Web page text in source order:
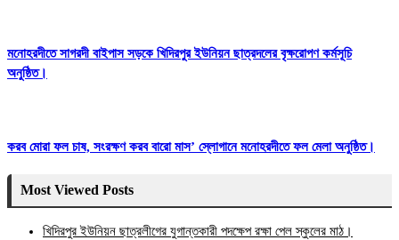
মনোহরদীতে সাগরদী বাইপাস সড়কে খিদিরপুর ইউনিয়ন ছাত্রদলের বৃক্ষরোপণ কর্মসূচি
অনুষ্ঠিত।
করব মোরা ফল চাষ, সংরক্ষণ করব বারো মাস’ স্লোগানে মনোহরদীতে ফল মেলা অনুষ্ঠিত।
Most Viewed Posts
খিদিরপুর ইউনিয়ন ছাত্রলীগের যুগান্তকারী পদক্ষেপ রক্ষা পেল স্কুলের মাঠ।